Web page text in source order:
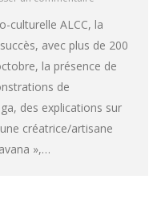
culturelle ALCC, la
avec plus de 200
la présence de
de
des explications sur
créatrice/artisane
»,…